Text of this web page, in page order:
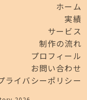
ホーム
実績
サービス
制作の流れ
プロフィール
お問い合わせ
ライバシーポリシー